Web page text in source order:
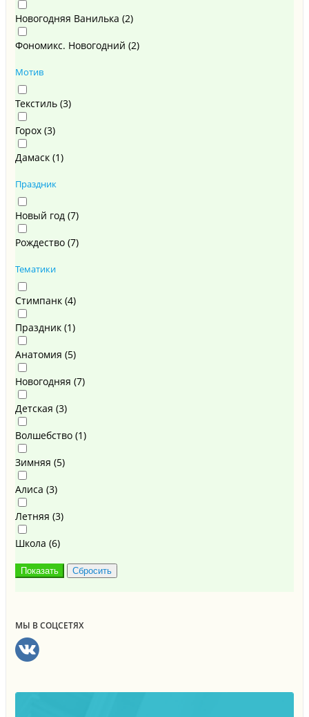
Новогодняя Ванилька (2)
Фономикс. Новогодний (2)
Мотив
Текстиль (3)
Горох (3)
Дамаск (1)
Праздник
Новый год (7)
Рождество (7)
Тематики
Стимпанк (4)
Праздник (1)
Анатомия (5)
Новогодняя (7)
Детская (3)
Волшебство (1)
Зимняя (5)
Алиса (3)
Летняя (3)
Школа (6)
МЫ В СОЦСЕТЯХ